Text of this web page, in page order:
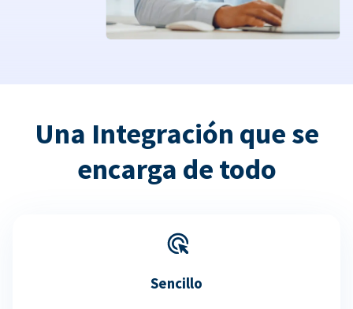
Una Integración que se
encarga de todo
Sencillo